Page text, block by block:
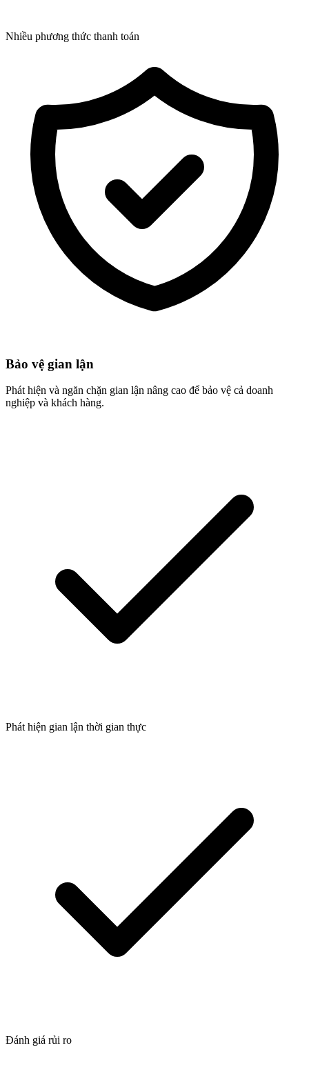
Nhiều phương thức thanh toán
Bảo vệ gian lận
Phát hiện và ngăn chặn gian lận nâng cao để bảo vệ cả doanh
nghiệp và khách hàng.
Phát hiện gian lận thời gian thực
Đánh giá rủi ro